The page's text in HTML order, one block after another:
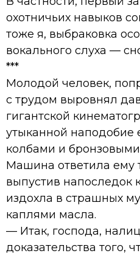
охотничьих навыков
тоже я, выбраковка
вокального слуха —
***
Молодой человек,
с трудом выровнял
гигантской
утыканной наподобие
колбами и
Машина ответила ему
выпустив напоследок
издохла в страшных
каплями масла.
— Итак, господа,
доказательства того,